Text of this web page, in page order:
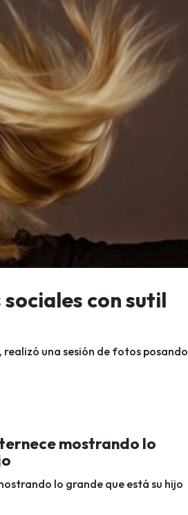
con sutil
una sesión de fotos posando
mostrando lo
lo grande que está su hijo